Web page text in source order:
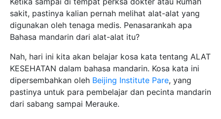
sakit, pastinya kalian pernah melihat alat-alat yang
digunakan oleh tenaga medis. Penasarankah apa
Bahasa mandarin dari alat-alat itu?
Nah, hari ini kita akan belajar kosa kata tentang ALAT
KESEHATAN dalam bahasa mandarin. Kosa kata ini
dipersembahkan oleh Beijing Institute Pare, yang
pastinya untuk para pembelajar dan pecinta mandarin
dari sabang sampai Merauke.